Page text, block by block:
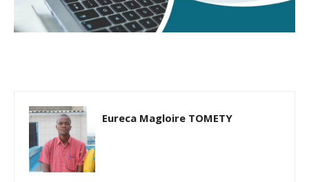
Eureca Magloire TOMETY